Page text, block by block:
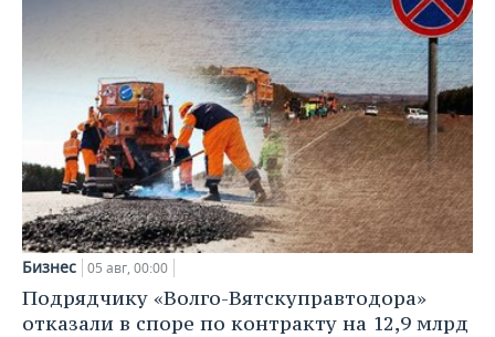
Бизнес 05 авг, 00:00
Подрядчику «Волго-Вятскуправтодора»
отказали в споре по контракту на 12,9 млрд